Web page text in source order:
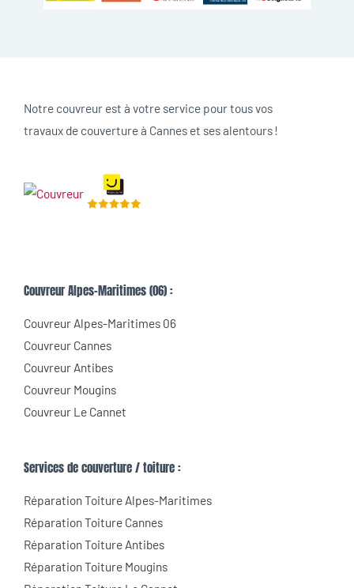
Notre couvreur est à votre service pour tous vos
travaux de couverture à Cannes et ses alentours !
Couvreur Alpes-Maritimes (06) :
Couvreur Alpes-Maritimes 06
Couvreur Cannes
Couvreur Antibes
Couvreur Mougins
Couvreur Le Cannet
Services de couverture / toiture :
Réparation Toiture Alpes-Maritimes
Réparation Toiture Cannes
Réparation Toiture Antibes
Réparation Toiture Mougins